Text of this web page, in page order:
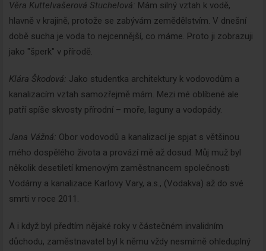
Věra Kuttelvašerová Stuchelová: Mám silný vztah k vodě,
hlavně v krajině, protože se zabývám zemědělstvím. V dnešní
době sucha je voda to nejcennější, co máme. Proto ji zobrazuji
jako "šperk" v přírodě.
Klára Škodová: Jako studentka architektury k vodovodům a
kanalizacím vztah samozřejmě mám. Mezi mé oblíbené ale
patří spíše skvosty přírodní – moře, laguny a vodopády.
Jana Vážná: Obor vodovodů a kanalizací je spjat s většinou
mého dospělého života a provází mě až dosud. Můj muž byl
několik desetiletí kmenovým zaměstnancem společnosti
Vodárny a kanalizace Karlovy Vary, a.s., (Vodakva) až do své
smrti v roce 2011.
A i když byl předtím nějaké roky v částečném invalidním
důchodu, zaměstnavatel byl k němu vždy nesmírně ohleduplný